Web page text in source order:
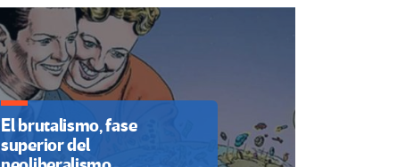
El brutalismo, fase
superior del